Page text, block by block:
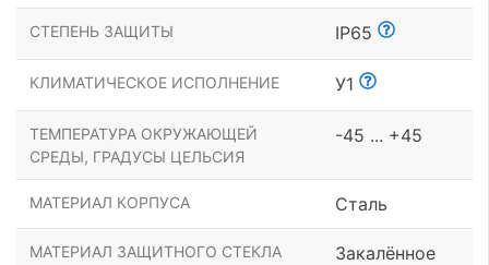
СТЕПЕНЬ ЗАЩИТЫ IP65
КЛИМАТИЧЕСКОЕ ИСПОЛНЕНИЕ У1
ТЕМПЕРАТУРА ОКРУЖАЮЩЕЙ
СРЕДЫ, ГРАДУСЫ ЦЕЛЬСИЯ
-45 ... +45
МАТЕРИАЛ КОРПУСА Сталь
МАТЕРИАЛ ЗАЩИТНОГО СТЕКЛА
Закалённое